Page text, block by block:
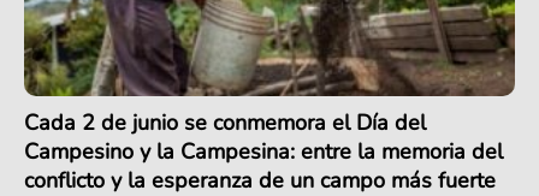
Cada 2 de junio se conmemora el Día del
Campesino y la Campesina: entre la memoria del
conflicto y la esperanza de un campo más fuerte